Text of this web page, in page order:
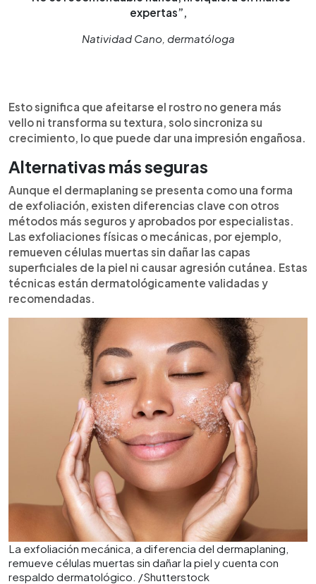
expertas”,
Natividad Cano, dermatóloga
Esto significa que afeitarse el rostro no genera más
vello ni transforma su textura, solo sincroniza su
crecimiento, lo que puede dar una impresión engañosa.
Alternativas más seguras
Aunque el dermaplaning se presenta como una forma
de exfoliación, existen diferencias clave con otros
métodos más seguros y aprobados por especialistas.
Las exfoliaciones físicas o mecánicas, por ejemplo,
remueven células muertas sin dañar las capas
superficiales de la piel ni causar agresión cutánea. Estas
técnicas están dermatológicamente validadas y
recomendadas.
La exfoliación mecánica, a diferencia del dermaplaning,
remueve células muertas sin dañar la piel y cuenta con
respaldo dermatológico. /Shutterstock